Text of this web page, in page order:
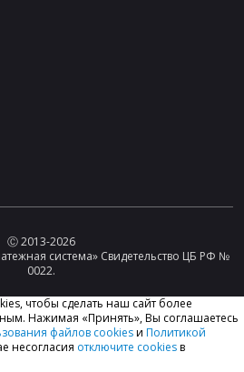
Ⓒ 2013-2026
система» Свидетельство ЦБ РФ №
0022.
чтобы сделать наш сайт более
Нажимая «Принять», Вы соглашаетесь
файлов cookiesи Политикой
несогласия отключите cookiesв